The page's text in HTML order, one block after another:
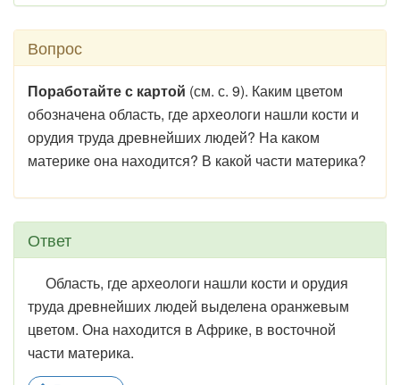
Вопрос
Поработайте с картой (см. с. 9). Каким цветом
обозначена область, где археологи нашли кости и
орудия труда древнейших людей? На каком
материке она находится? В какой части материка?
Ответ
Область, где археологи нашли кости и орудия
труда древнейших людей выделена оранжевым
цветом. Она находится в Африке, в восточной
части материка.